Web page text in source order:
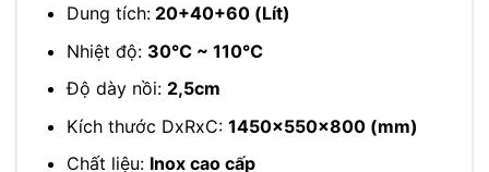
Dung tích:20+40+60 (Lít)
Nhiệt độ: 30℃ ~ 110℃
Độ dày nồi: 2,5cm
Kích thước DxRxC: 1450x550x800 (mm)
Chất liệu: Inox cao cấp